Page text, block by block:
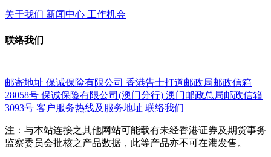
关于我们 新闻中心 工作机会
联络我们
邮寄地址 保诚保险有限公司 香港告士打道邮政局邮政信箱
28058号 保诚保险有限公司(澳门分行) 澳门邮政总局邮政信箱
3093号 客户服务热线及服务地址 联络我们
注：与本站连接之其他网站可能载有未经香港证券及期货事务
监察委员会批核之产品数据，此等产品亦不可在港发售。